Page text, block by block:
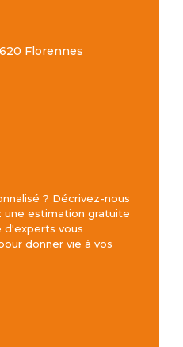
Florennes
? Décrivez-nous
estimation gratuite
d'experts vous
donner vie à vos